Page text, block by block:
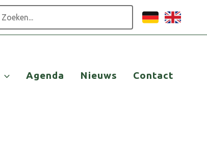
Agenda Nieuws Contact